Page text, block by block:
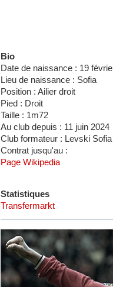
Bio
Date de naissance : 19
Lieu de naissance : Sofia
Position : Ailier droit
Pied : Droit
Taille : 1m72
Au club depuis : 11 juin 2024
Club formateur : Levski Sofia
Contrat jusqu'au :
Page Wikipedia
Statistiques
Transfermarkt